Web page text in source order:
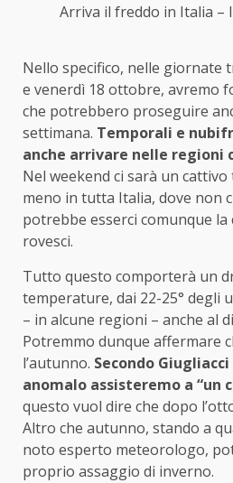
Arriva il freddo in Italia –
Nello specifico, nelle giornate
e venerdì 18 ottobre, avremo
che potrebbero proseguire
settimana. Temporali e
anche arrivare nelle regioni
Nel weekend ci sarà un
meno in tutta Italia, dove non
potrebbe esserci comunque la
rovesci.
Tutto questo comporterà un
temperature, dai 22-25° degli
– in alcune regioni – anche al
Potremmo dunque affermare
l’autunno. Secondo
anomalo assisteremo a “un
questo vuol dire che dopo
Altro che autunno, stando a
noto esperto meteorologo,
proprio assaggio di inverno.